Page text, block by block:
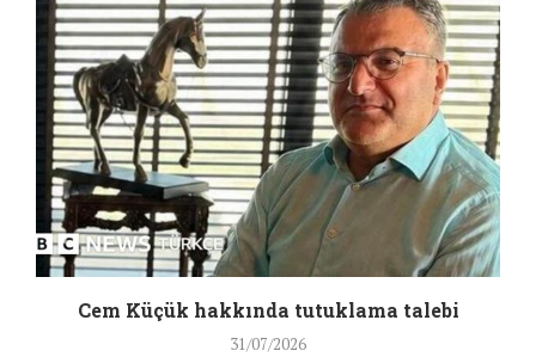
Cem Küçük hakkında tutuklama talebi
31/07/2026